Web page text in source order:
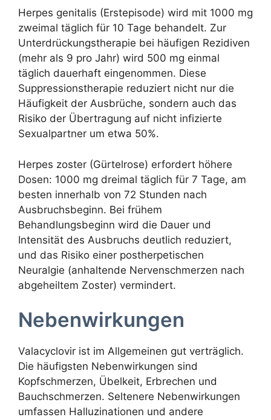
Herpes genitalis (Erstepisode) wird mit 1000 mg
zweimal täglich für 10 Tage behandelt. Zur
Unterdrückungstherapie bei häufigen Rezidiven
(mehr als 9 pro Jahr) wird 500 mg einmal
täglich dauerhaft eingenommen. Diese
Suppressionstherapie reduziert nicht nur die
Häufigkeit der Ausbrüche, sondern auch das
Risiko der Übertragung auf nicht infizierte
Sexualpartner um etwa 50%.
Herpes zoster (Gürtelrose) erfordert höhere
Dosen: 1000 mg dreimal täglich für 7 Tage, am
besten innerhalb von 72 Stunden nach
Ausbruchsbeginn. Bei frühem
Behandlungsbeginn wird die Dauer und
Intensität des Ausbruchs deutlich reduziert,
und das Risiko einer postherpetischen
Neuralgie (anhaltende Nervenschmerzen nach
abgeheiltem Zoster) vermindert.
Nebenwirkungen
Valacyclovir ist im Allgemeinen gut verträglich.
Die häufigsten Nebenwirkungen sind
Kopfschmerzen, Übelkeit, Erbrechen und
Bauchschmerzen. Seltenere Nebenwirkungen
umfassen Halluzinationen und andere